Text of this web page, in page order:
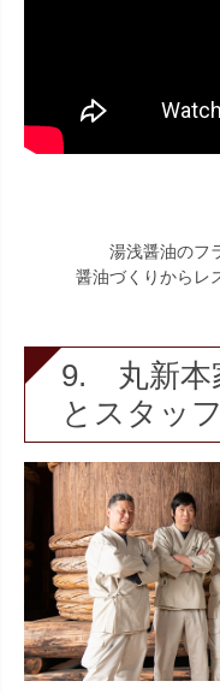
湯浅醤油のフ
醤油づくりからレ
9. 丸新本
とスタッフ